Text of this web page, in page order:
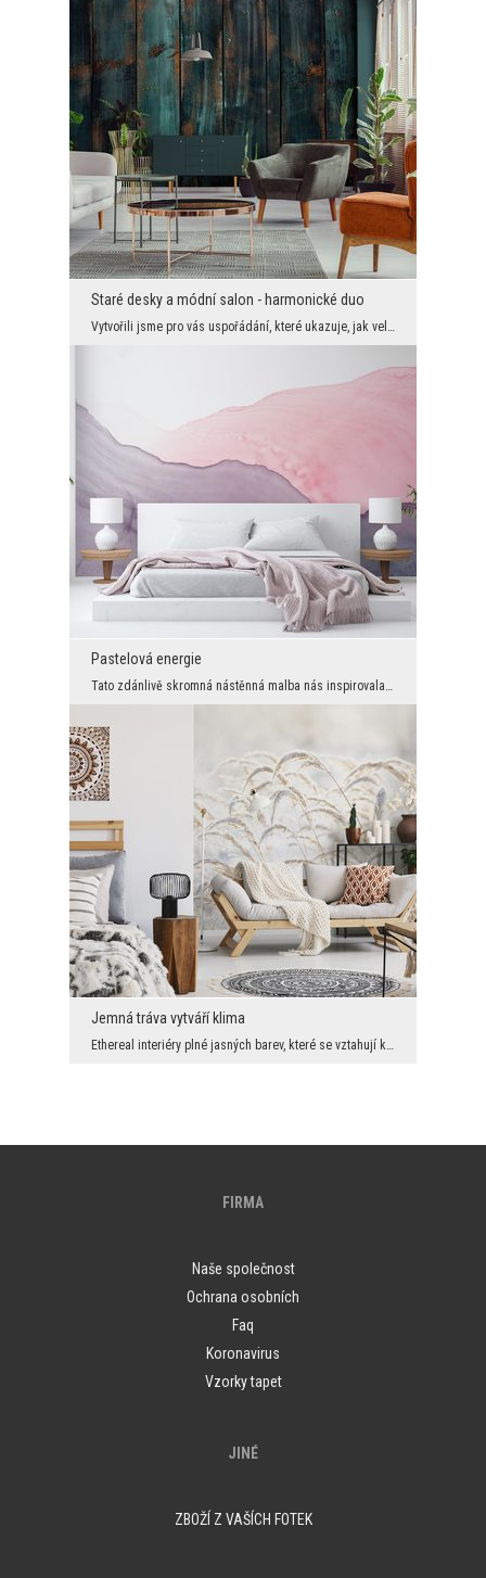
Staré desky a módní salon - harmonické duo
Vytvořili jsme pro vás uspořádání, které ukazuje, jak velké dekorativní potenciální nástěnné malb...
Pastelová energie
Tato zdánlivě skromná nástěnná malba nás inspirovala k vytvoření módního, ale také velmi příjemné...
Jemná tráva vytváří klima
Ethereal interiéry plné jasných barev, které se vztahují k přírodě a vyzařují harmonickou energii...
FIRMA
Naše společnost
Ochrana osobních
Faq
Koronavirus
Vzorky tapet
JINÉ
ZBOŽÍ Z VAŠÍCH FOTEK